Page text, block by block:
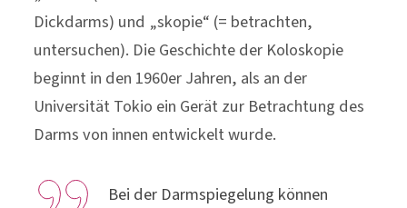
Dickdarms) und „skopie“ (= betrachten,
untersuchen). Die Geschichte der Koloskopie
beginnt in den 1960er Jahren, als an der
Universität Tokio ein Gerät zur Betrachtung des
Darms von innen entwickelt wurde.
Bei der Darmspiegelung können